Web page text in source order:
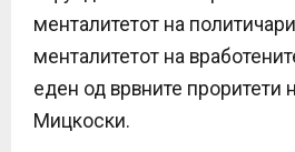
менталитетот на
менталитетот на
еден од врвните проритети
Мицкоски.